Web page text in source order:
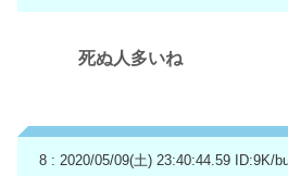
死ぬ人多いね
8 : 2020/05/09(土) 23:40:44.59 ID:9K/